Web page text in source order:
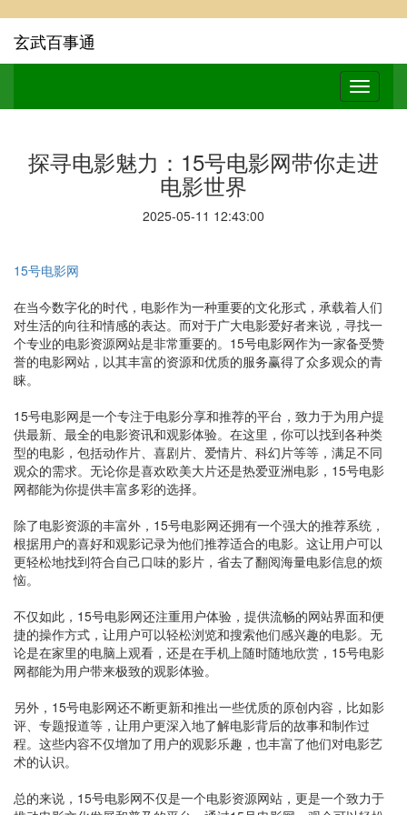
玄武百事通
探寻电影魅力：15号电影网带你走进
电影世界
2025-05-11 12:43:00
15号电影网
在当今数字化的时代，电影作为一种重要的文化形式，承载着人们
对生活的向往和情感的表达。而对于广大电影爱好者来说，寻找一
个专业的电影资源网站是非常重要的。15号电影网作为一家备受赞
誉的电影网站，以其丰富的资源和优质的服务赢得了众多观众的青
睐。
15号电影网是一个专注于电影分享和推荐的平台，致力于为用户提
供最新、最全的电影资讯和观影体验。在这里，你可以找到各种类
型的电影，包括动作片、喜剧片、爱情片、科幻片等等，满足不同
观众的需求。无论你是喜欢欧美大片还是热爱亚洲电影，15号电影
网都能为你提供丰富多彩的选择。
除了电影资源的丰富外，15号电影网还拥有一个强大的推荐系统，
根据用户的喜好和观影记录为他们推荐适合的电影。这让用户可以
更轻松地找到符合自己口味的影片，省去了翻阅海量电影信息的烦
恼。
不仅如此，15号电影网还注重用户体验，提供流畅的网站界面和便
捷的操作方式，让用户可以轻松浏览和搜索他们感兴趣的电影。无
论是在家里的电脑上观看，还是在手机上随时随地欣赏，15号电影
网都能为用户带来极致的观影体验。
另外，15号电影网还不断更新和推出一些优质的原创内容，比如影
评、专题报道等，让用户更深入地了解电影背后的故事和制作过
程。这些内容不仅增加了用户的观影乐趣，也丰富了他们对电影艺
术的认识。
总的来说，15号电影网不仅是一个电影资源网站，更是一个致力于